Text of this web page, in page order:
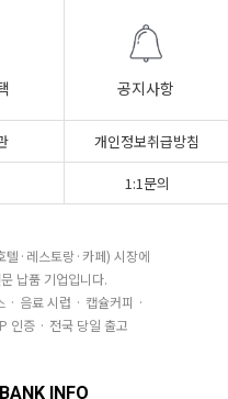
공지사항
개인정보취급방침
1:1문의
·레스토랑·카페) 시장에
납품 기업입니다.
· 음료 시럽 · 캡슐커피 ·
인증 · 전국 당일 출고
BANK INFO